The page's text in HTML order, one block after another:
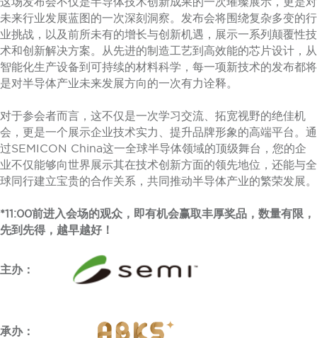
未来行业发展蓝图的一次深刻洞察。发布会将围绕复杂多变的行
业挑战，以及前所未有的增长与创新机遇，展示一系列颠覆性技
术和创新解决方案。从先进的制造工艺到高效能的芯片设计，从
智能化生产设备到可持续的材料科学，每一项新技术的发布都将
是对半导体产业未来发展方向的一次有力诠释。
对于参会者而言，这不仅是一次学习交流、拓宽视野的绝佳机
会，更是一个展示企业技术实力、提升品牌形象的高端平台。通
过SEMICON China这一全球半导体领域的顶级舞台，您的企
业不仅能够向世界展示其在技术创新方面的领先地位，还能与全
球同行建立宝贵的合作关系，共同推动半导体产业的繁荣发展。
*11:00前进入会场的观众，即有机会赢取丰厚奖品，数量有限，
先到先得，越早越好！
主办：
承办：